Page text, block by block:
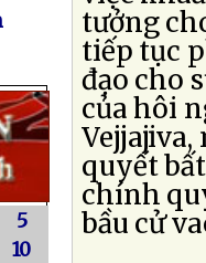
5
10
tưởng
tiếp tục
đạo cho
của hôi
Vejjajiva,
quyết
chính
bầu cử